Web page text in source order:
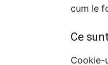
cum le
Ce
Cookie-